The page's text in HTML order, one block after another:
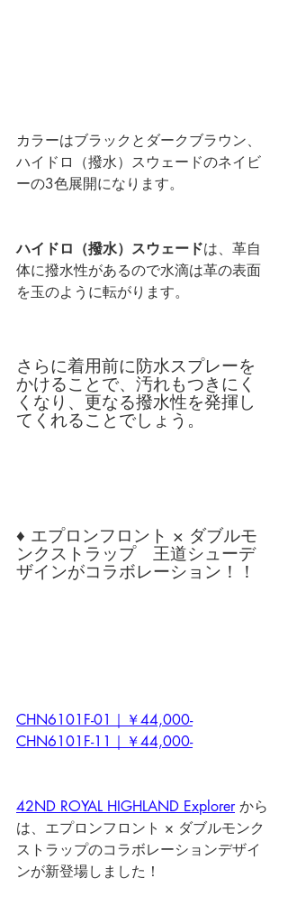
カラーはブラックとダークブラウン、
ハイドロ（撥水）スウェードのネイビ
ーの3色展開になります。
ハイドロ（撥水）スウェードは、革自
体に撥水性があるので水滴は革の表面
を玉のように転がります。
さらに着用前に防水スプレーを
かけることで、汚れもつきにく
くなり、更なる撥水性を発揮し
てくれることでしょう。
♦ エプロンフロント × ダブルモ
ンクストラップ　王道シューデ
ザインがコラボレーション！！
CHN6101F-01｜￥44,000-
CHN6101F-11｜￥44,000-
42ND ROYAL HIGHLAND Explorer から
は、エプロンフロント × ダブルモンク
ストラップのコラボレーションデザイ
ンが新登場しました！